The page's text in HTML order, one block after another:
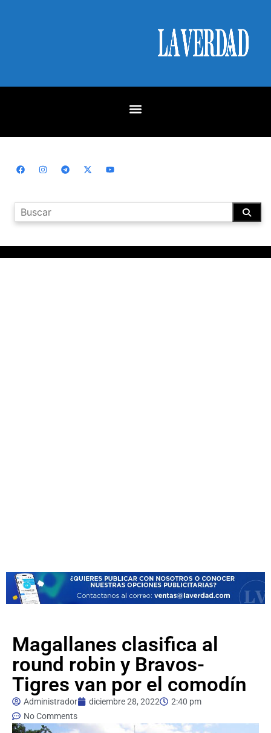
Magallanes clasifica al
round robin y Bravos-
Tigres van por el comodín
Administrador diciembre 28, 2022
2:40 pm
No Comments